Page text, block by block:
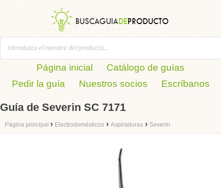
Página inicial
Catálogo de guías
Pedir la guía
Nuestros socios Escríbanos
Guía de Severin SC 7171
Página principal › Electrodomésticos › Aspiradoras › Severin